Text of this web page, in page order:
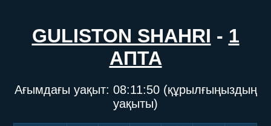
GULISTON SHAHRI - 1
АПТА
Ағымдағы уақыт: 08:11:50(құрылғыңыздың
уақыты)